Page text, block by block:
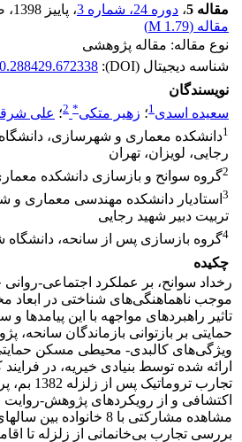
مقاله 5
، دوره 24، شماره 3 ، پاییز 1398 ،
مقاله (1.79 M
)
نوع مقاله: مقاله پژوهشی
شناسه دیجیتال (DOI):
نویسندگان
سعیده اسدی1؛ زهیر متکی*
2؛ علی
1دانشکده معماری و شهرسازی، دانشگاه
رجایی، لویزان، تهران
2گروه سوانح و بازسازی دانشکده
3 استادیار دانشکده مهندسی معماری و
تربیت دبیر شهید رجایی
4گروه بازسازی پس از سانحه، دانشگاه
چکیده
رخداد سوانح، بر عملکرد اجتماعی-روانی
موجب ناهماهنگی‌های شناختی در
تاثیر راهبردهای مواجهه با این
حمایتی بر بازتوانی بازماندگان
ویژگی‌های کالبدی- محیطی مسکن
ارائه شده توسط بنیادی خیریه، در
تجارب
اکتشافی و از رویکردهای پژوهش-روایت
بررسی تجارب بی‌خانمانی از زلزله تا